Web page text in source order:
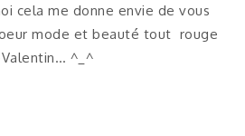
cela me donne envie de vous
mode et beauté tout rouge
Valentin… ^_^